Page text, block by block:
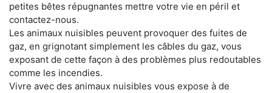
petites bêtes répugnantes mettre votre vie en péril et
contactez-nous.
Les animaux nuisibles peuvent provoquer des fuites de
gaz, en grignotant simplement les câbles du gaz, vous
exposant de cette façon à des problèmes plus redoutables
comme les incendies.
Vivre avec des animaux nuisibles vous expose à de